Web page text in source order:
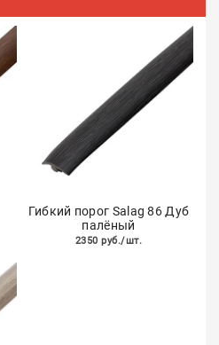
Гибкий порог Salag 86 Дуб
палёный
2350 руб./шт.